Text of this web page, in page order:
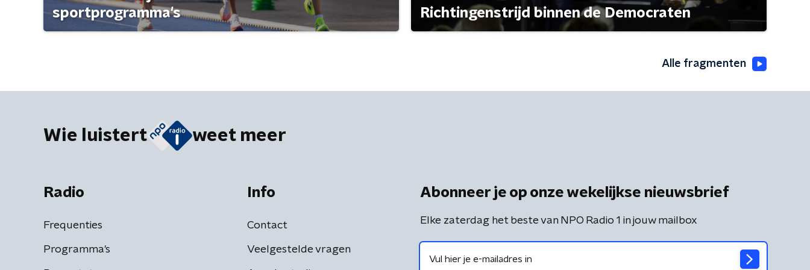
sportprogramma's
Richtingenstrijd binnen de Democraten
Alle fragmenten
Wie luistert weet meer
Radio
Frequenties
Programma's
Info
Contact
Veelgestelde vragen
Abonneer je op onze wekelijkse nieuwsbrief
Elke zaterdag het beste van NPO Radio 1 in jouw mailbox